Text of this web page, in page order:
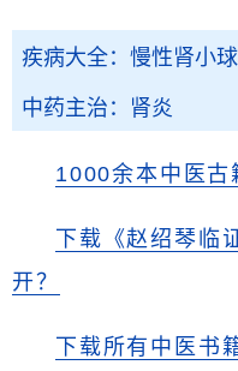
疾病大全：慢性肾小
中药主治：肾炎
1000余本中医
下载《赵绍琴临
开？
下载所有中医书